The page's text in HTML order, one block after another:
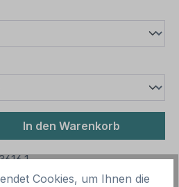
Gib den
In den Warenkorb
63
Cookies, um Ihnen die